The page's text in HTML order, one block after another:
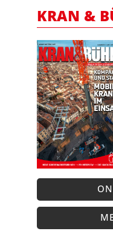
KRAN &